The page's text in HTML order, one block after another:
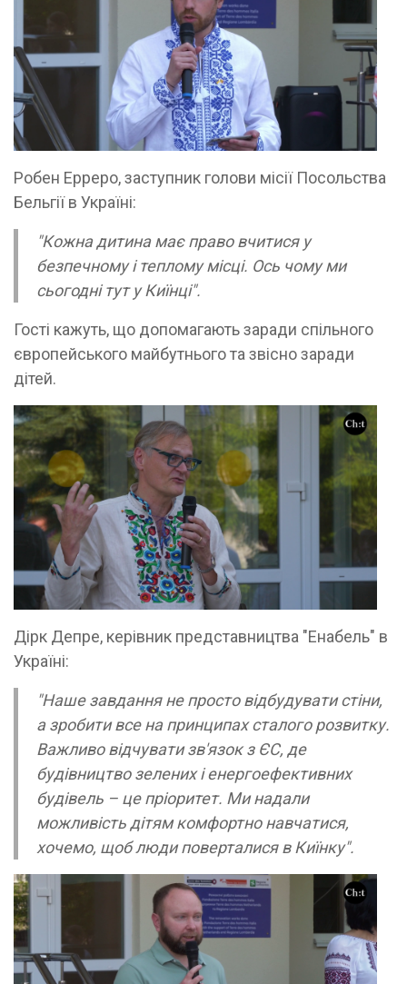
Робен Ерреро, заступник голови місії Посольства
Бельгії в Україні:
"Кожна дитина має право вчитися у
безпечному і теплому місці. Ось чому ми
сьогодні тут у Киїнці".
Гості кажуть, що допомагають заради спільного
європейського майбутнього та звісно заради
дітей.
Дірк Депре, керівник представництва "Енабель" в
Україні:
"Наше завдання не просто відбудувати стіни,
а зробити все на принципах сталого розвитку.
Важливо відчувати зв'язок з ЄС, де
будівництво зелених і енергоефективних
будівель – це пріоритет. Ми надали
можливість дітям комфортно навчатися,
хочемо, щоб люди поверталися в Киїнку".